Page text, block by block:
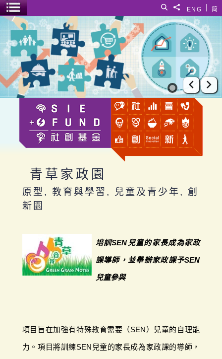
简
ENG
分享給
搜尋
選單開關
青草家政園
上一張
下
青草家政園
原型, 教育與學習, 兒童及青少年, 創
新園
培訓SEN兒童的家長成為家政
課導師，並舉辦家政課予SEN
兒童參與
項目旨在加強有特殊教育需要（SEN）兒童的自理能
力。項目將訓練SEN兒童的家長成為家政課的導師，